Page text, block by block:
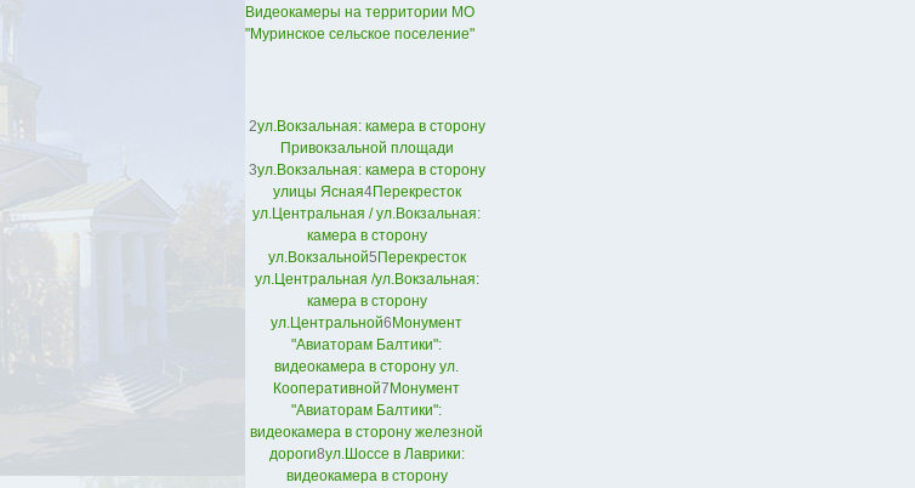
Видеокамеры на территории МО
"Муринское сельское поселение"
2ул.Вокзальная: камера в сторону
Привокзальной площади
3ул.Вокзальная: камера в сторону
улицы Ясная4Перекресток
ул.Центральная / ул.Вокзальная:
камера в сторону
ул.Вокзальной5 Перекресток
ул.Центральная /ул.Вокзальная:
камера в сторону
ул.Центральной6 Монумент
"Авиаторам Балтики":
видеокамера в сторону ул.
Кооперативной7 Монумент
"Авиаторам Балтики":
видеокамера в сторону железной
дороги8ул.Шоссе в Лаврики:
видеокамера в сторону